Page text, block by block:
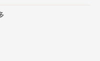
為智慧製造一股新勢力
處理提高產能